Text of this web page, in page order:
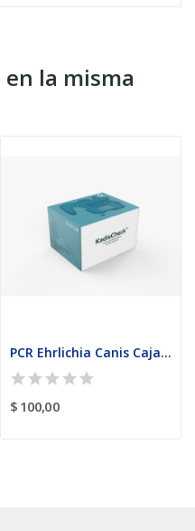
la misma
PCR Ehrlichia Canis Caja con 4 pruebas
$ 100,00